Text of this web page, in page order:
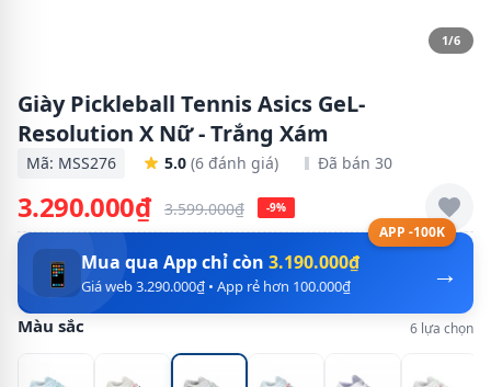
1/6
Giày Pickleball Tennis Asics GeL-
Resolution X Nữ - Trắng Xám
Mã: MSS276 5.0 (6 đánh giá) Đã bán 30
3.290.000₫ 3.599.000₫ -9%
APP -100K
→
📱 Mua qua App chỉ còn 3.190.000₫
Giá web 3.290.000₫ • App rẻ hơn 100.000₫
Màu sắc 6 lựa chọn